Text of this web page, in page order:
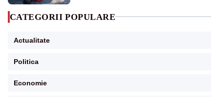
CATEGORII POPULARE
Actualitate
Politica
Economie